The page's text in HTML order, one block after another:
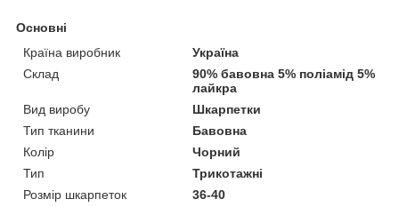
Основні
Країна виробник
Україна
Склад
90% бавовна 5% поліамід 5%
лайкра
Вид виробу
Шкарпетки
Тип тканини
Бавовна
Колір
Чорний
Тип
Трикотажні
Розмір шкарпеток
36-40